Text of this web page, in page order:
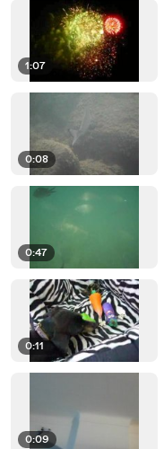
1:07
0:08
0:47
0:11
0:09